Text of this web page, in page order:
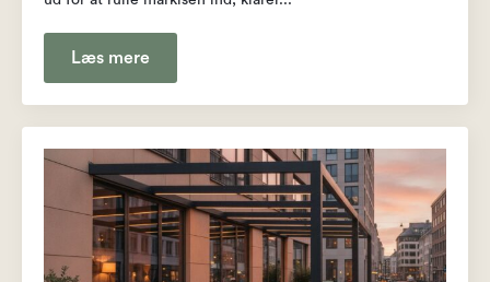
Læs mere